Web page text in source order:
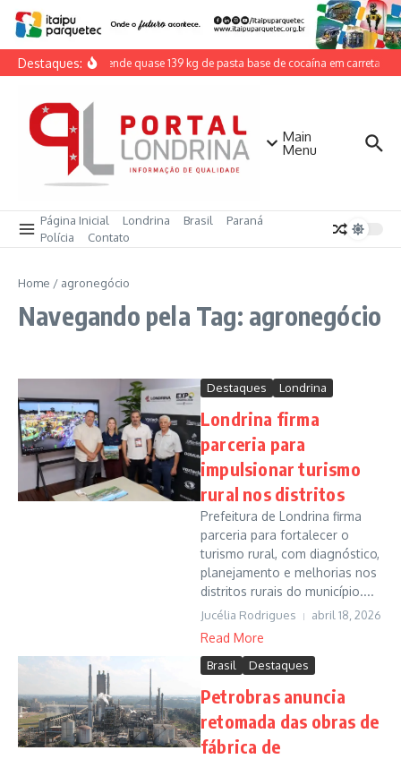
Ir para o conteúdo
Destaques:PRF apreende quase 139 kg de pasta base de cocaína em carreta na
Main
Menu
Página Inicial Londrina Brasil
Paraná
Polícia
Contato
Home / agronegócio
Navegando pela Tag: agronegócio
Destaques Londrina
Londrina firma
parceria para
impulsionar turismo
rural nos distritos
Prefeitura de Londrina firma
parceria para fortalecer o
turismo rural, com diagnóstico,
planejamento e melhorias nos
distritos rurais do município....
Jucélia Rodrigues abril 18, 2026
Read More
Brasil Destaques
Petrobras anuncia
retomada das obras de
fábrica de